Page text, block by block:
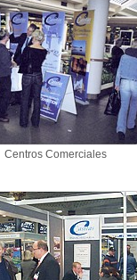
Centros Comerciales